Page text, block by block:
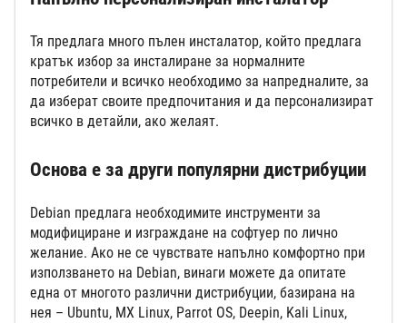
Тя предлага много пълен инсталатор, който предлага
кратък избор за инсталиране за нормалните
потребители и всичко необходимо за напредналите, за
да изберат своите предпочитания и да персонализират
всичко в детайли, ако желаят.
Основа е за други популярни дистрибуции
Debian предлага необходимите инструменти за
модифициране и изграждане на софтуер по лично
желание. Ако не се чувствате напълно комфортно при
използването на Debian, винаги можете да опитате
една от многото различни дистрибуции, базирана на
нея – Ubuntu, MX Linux, Parrot OS, Deepin, Kali Linux,